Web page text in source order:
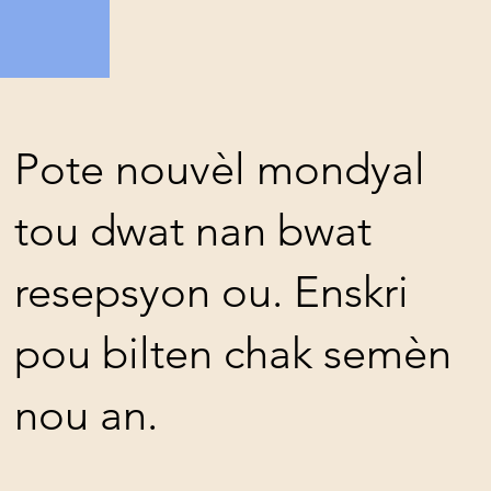
Pote nouvèl mondyal
tou dwat nan bwat
resepsyon ou. Enskri
pou bilten chak semèn
nou an.